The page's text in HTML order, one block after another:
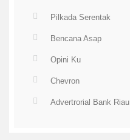
Pilkada Serentak
Bencana Asap
Opini Ku
Chevron
Advertrorial Bank Riau